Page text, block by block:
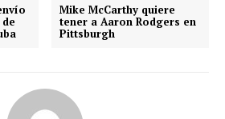
Mike McCarthy quiere
tener a Aaron Rodgers en
Pittsburgh